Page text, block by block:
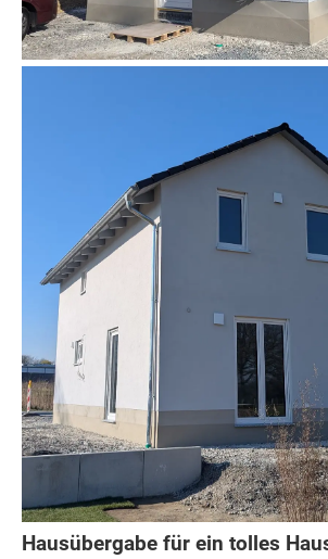
Hausübergabe für ein tolles